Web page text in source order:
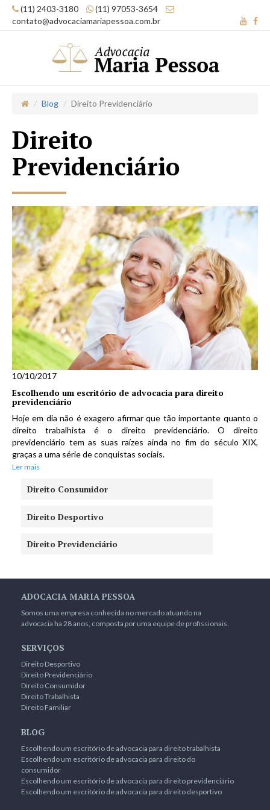
(11) 2403-3180
(11) 97053-3654
contato@advocaciamariapessoa.com.br
Blog Direito Previdenciário
Direito
Previdenciário
10/10/2017
Escolhendo um escritório de advocacia para direito
previdenciário
Hoje em dia não é exagero afirmar que tão importante quanto o
direito trabalhista é o direito previdenciário. O direito
previdenciário tem as suas raízes ainda no fim do século XIX,
graças a uma série de conquistas sociais.
Ler mais
Direito Consumidor
Direito Desportivo
Direito Previdenciário
ADOCACIA MARIA PESSOA
Somos uma empresa conhecida no mercado atuando na
advocacia ha 28 anos, composta por uma equipe de profissionais.
SERVIÇOS
Direito Desportivo
Direito Previdenciário
Direito Consumidor
Direito Trabalhista
Direito Familiar
BLOG
Escolhendo um escritório de advocacia para direito trabalhista
Escolhendo um escritório de advocacia para direito do
consumidor
Escolhendo um escritório de advocacia para direito previdenciário
Escolhendo um escritório de advocacia para direito desportivo